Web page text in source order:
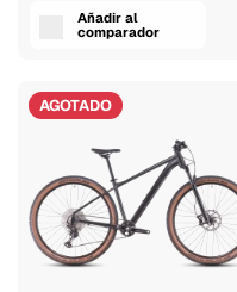
Añadir al
comparador
AGOTADO